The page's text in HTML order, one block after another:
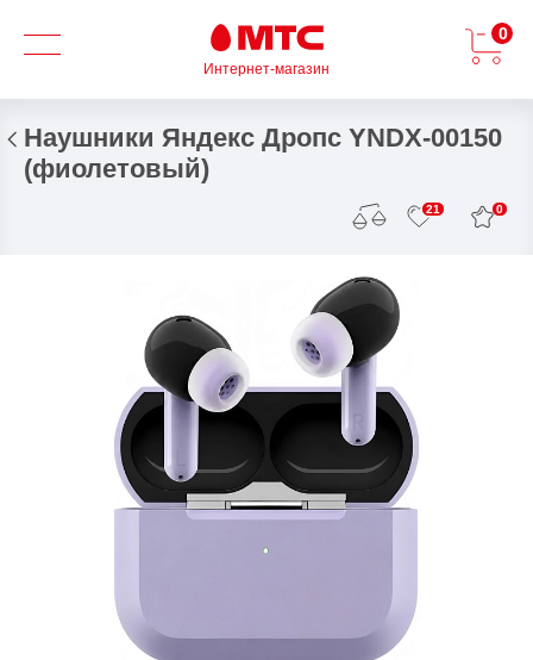
Интернет-магазин
0
Наушники Яндекс Дропс YNDX-00150
(фиолетовый)
21 0